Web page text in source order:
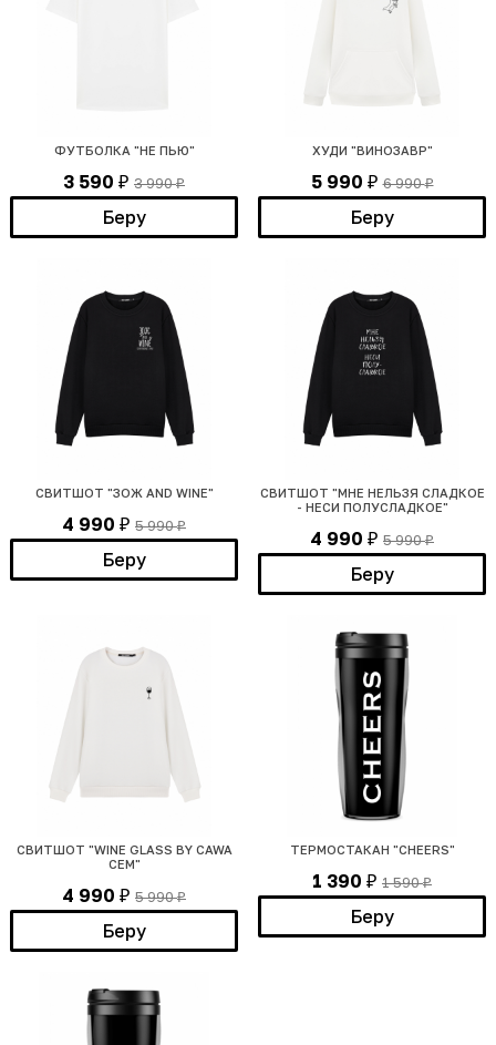
ФУТБОЛКА "НЕ ПЬЮ"
3 590 ₽ 3 990₽
Беру
ХУДИ "ВИНОЗАВР"
5 990 ₽ 6 990₽
Беру
СВИТШОТ "ЗОЖ AND WINE"
4 990 ₽ 5 990₽
Беру
СВИТШОТ "МНЕ НЕЛЬЗЯ СЛАДКОЕ
- НЕСИ ПОЛУСЛАДКОЕ"
4 990 ₽ 5 990₽
Беру
СВИТШОТ "WINE GLASS BY CAWA
CEM"
4 990 ₽ 5 990₽
Беру
ТЕРМОСТАКАН "CHEERS"
1 390 ₽ 1 590₽
Беру